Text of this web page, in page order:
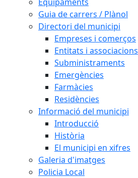
Guia de carrers / Plànol
Directori del municipi
Empreses i comerços
Entitats i associacions
Subministraments
Emergències
Farmàcies
Residències
Informació del municipi
Introducció
Història
El municipi en xifres
Galeria d'imatges
Policia Local